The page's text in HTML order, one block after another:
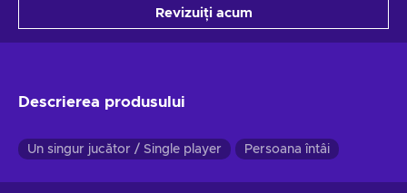
Revizuiți acum
Descrierea produsului
Un singur jucător / Single player Persoana întâi